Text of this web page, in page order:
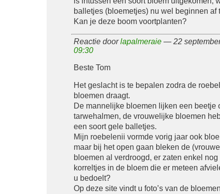
balletjes (bloemetjes) nu wel beginnen af
Kan je deze boom voortplanten?
Reactie doorlapalmeraie— 22
09:30
Beste Tom
Het geslacht is te bepalen zodra de
bloemen draagt.
De mannelijke bloemen lijken een beetje
tarwehalmen, de vrouwelijke bloemen
een soort gele balletjes.
Mijn roebelenii vormde vorig jaar ook
maar bij het open gaan bleken de
bloemen al verdroogd, er zaten enkel nog
korreltjes in de bloem die er meteen
u bedoelt?
Op deze site vindt u foto’s van de